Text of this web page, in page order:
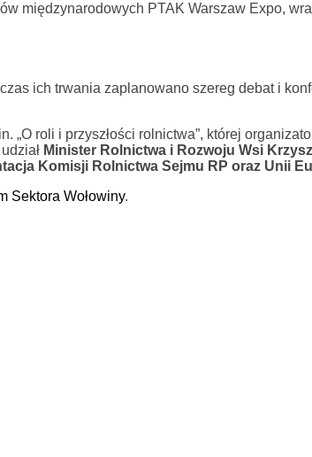
międzynarodowych PTAK Warszaw Expo,
ich trwania zaplanowano szereg debat i
„O roli i przyszłości rolnictwa”, której
Minister Rolnictwa i Rozwoju Wsi
Komisji Rolnictwa Sejmu RP oraz Unii
Sektora Wołowiny.